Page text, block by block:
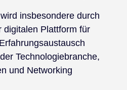
insbesondere durch
digitalen Plattform für
Technologiebranche,
und Networking